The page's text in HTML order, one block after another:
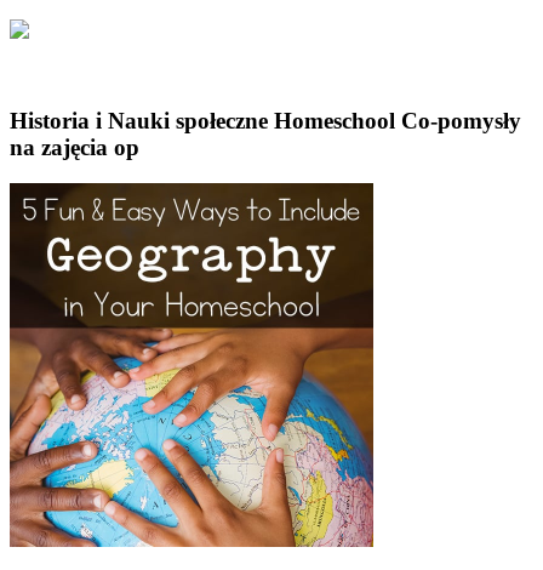
Historia i Nauki społeczne Homeschool Co-pomysły
na zajęcia op